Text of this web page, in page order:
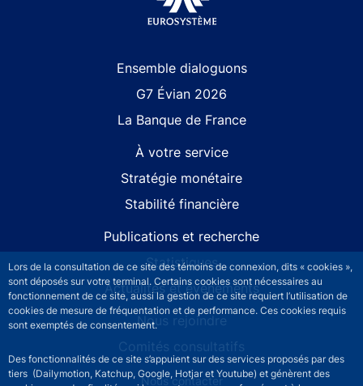
Lors de la consultation de ce site des témoins de connexion, dits « cookies »,
sont déposés sur votre terminal. Certains cookies sont nécessaires au
fonctionnement de ce site, aussi la gestion de ce site requiert l’utilisation de
cookies de mesure de fréquentation et de performance. Ces cookies requis
sont exemptés de consentement.
Des fonctionnalités de ce site s’appuient sur des services proposés par des
tiers (Dailymotion, Katchup, Google, Hotjar et Youtube) et génèrent des
Ensemble dialoguons
G7 Évian 2026
La Banque de France
À votre service
Stratégie monétaire
Stabilité financière
Publications et recherche
Statistiques
Actualités et événements
Nous rejoindre
Comités consultatifs
Footer secondary menuNous contacter